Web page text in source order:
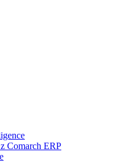
Comarch ERP